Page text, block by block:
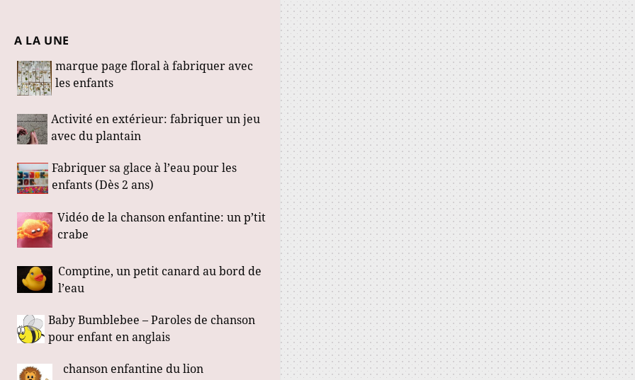
A LA UNE
marque page floral à fabriquer avec
les enfants
Activité en extérieur: fabriquer un jeu
avec du plantain
Fabriquer sa glace à l’eau pour les
enfants (Dès 2 ans)
Vidéo de la chanson enfantine: un p’tit
crabe
Comptine, un petit canard au bord de
l’eau
Baby Bumblebee – Paroles de chanson
pour enfant en anglais
chanson enfantine du lion